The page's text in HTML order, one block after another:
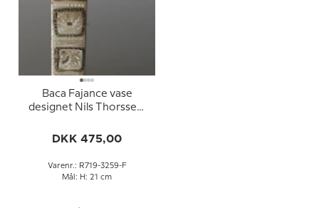
Baca Fajance vase
designet Nils Thorssen,
719-3259
DKK 475,00
Varenr.: R719-3259-F
Mål: H: 21 cm